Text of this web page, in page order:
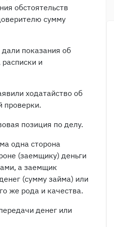
обстоятельств
сумму
показания об
и
ходатайство об
проверки.
позиция по делу.
одна сторона
(заемщику) деньги
а заемщик
(сумму займа) или
же рода и качества.
денег или